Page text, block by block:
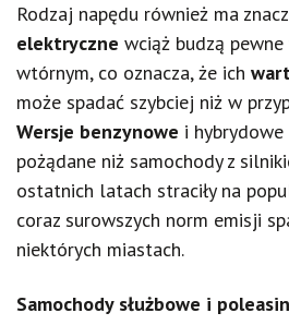
Rodzaj napędu również ma
elektryczne wciąż budzą
wtórnym, co oznacza, że ich
może spadać szybciej niż w
Wersje benzynowe i
pożądane niż samochody z
ostatnich latach straciły na
coraz surowszych norm emisji
niektórych miastach.
Samochody służbowe i